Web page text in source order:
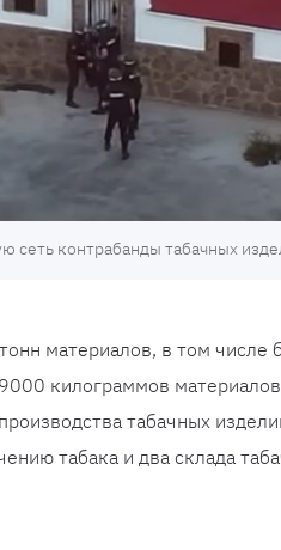
сеть контрабанды табачных
материалов, в том числе
килограммов
табачных
табака и два склада